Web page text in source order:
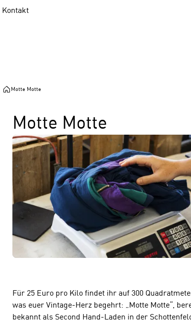
Kontakt
Motte Motte
Motte Motte
Für 25 Euro pro Kilo findet ihr auf 300
was euer Vintage-Herz begehrt: „Motte Motte“,
bekannt als Second Hand-Laden in der